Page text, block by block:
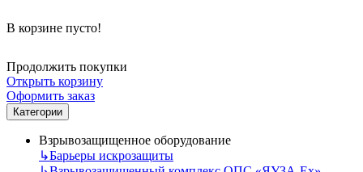
В корзине пусто!
Продолжить покупки
Открыть корзину
Оформить заказ
Категории
Взрывозащищенное оборудование
↳Барьеры искрозащиты